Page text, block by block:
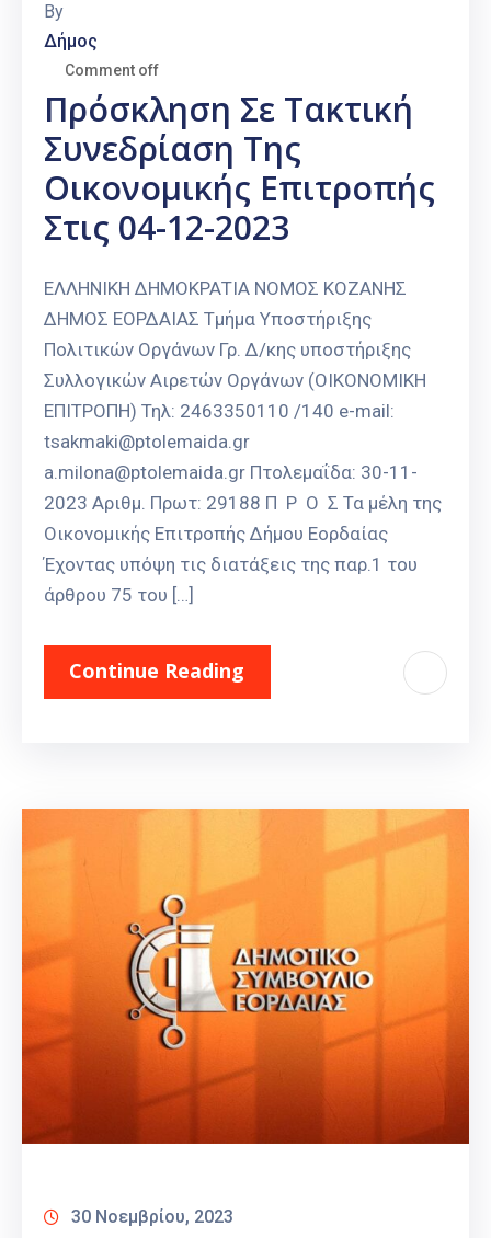
By
Δήμος
Comment off
Πρόσκληση Σε Τακτική
Συνεδρίαση Της
Οικονομικής Επιτροπής
Στις 04-12-2023
ΕΛΛΗΝΙΚΗ ΔΗΜΟΚΡΑΤΙΑ ΝΟΜΟΣ ΚΟΖΑΝΗΣ
ΔΗΜΟΣ ΕΟΡΔΑΙΑΣ Τμήμα Υποστήριξης
Πολιτικών Οργάνων Γρ. Δ/κης υποστήριξης
Συλλογικών Αιρετών Οργάνων (ΟΙΚΟΝΟΜΙΚΗ
ΕΠΙΤΡΟΠΗ) Τηλ: 2463350110 /140 e-mail:
tsakmaki@ptolemaida.gr
a.milona@ptolemaida.gr Πτολεμαΐδα: 30-11-
2023 Αριθμ. Πρωτ: 29188 Π Ρ Ο Σ Τα μέλη της
Οικονομικής Επιτροπής Δήμου Εορδαίας
Έχοντας υπόψη τις διατάξεις της παρ.1 του
άρθρου 75 του […]
Continue Reading
30 Νοεμβρίου, 2023